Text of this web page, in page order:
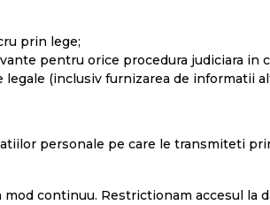
prin lege;
pentru orice procedura judiciara in
(inclusiv furnizarea de informatii
personale pe care le transmiteti
continuu. Restrictionam accesul la